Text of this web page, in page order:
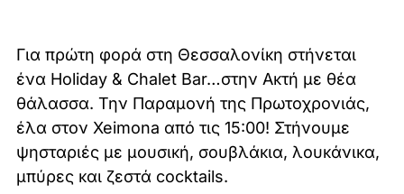
Για πρώτη φορά στη Θεσσαλονίκη στήνεται
ένα Holiday & Chalet Bar…στην Ακτή με θέα
θάλασσα. Την Παραμονή της Πρωτοχρονιάς,
έλα στον Xeimona από τις 15:00! Στήνουμε
ψησταριές με μουσική, σουβλάκια, λουκάνικα,
μπύρες και ζεστά cocktails.